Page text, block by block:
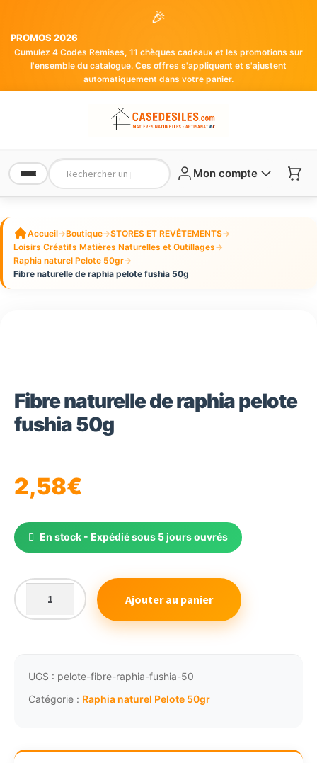
🎉
PROMOS 2026
Cumulez 4 Codes Remises, 11 chèques cadeaux et les promotions sur
l'ensemble du catalogue. Ces offres s'appliquent et s'ajustent
automatiquement dans votre panier.
Mon compte
Accueil→Boutique→STORES ET REVÊTEMENTS→
Loisirs Créatifs Matières Naturelles et Outillages→
Raphia naturel Pelote 50gr→
Fibre naturelle de raphia pelote fushia 50g
Fibre naturelle de raphia pelote
fushia 50g
2,58€
En stock - Expédié sous 5 jours ouvrés
quantité
de
de
raphia
50g
Ajouter au panier
UGS : pelote-fibre-raphia-fushia-50
Catégorie : Raphia naturel Pelote 50gr